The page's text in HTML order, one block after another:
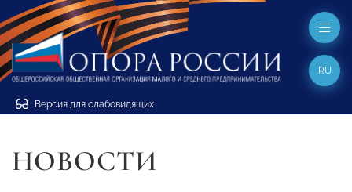
Версия для слабовидящих
RU
НОВОСТИ